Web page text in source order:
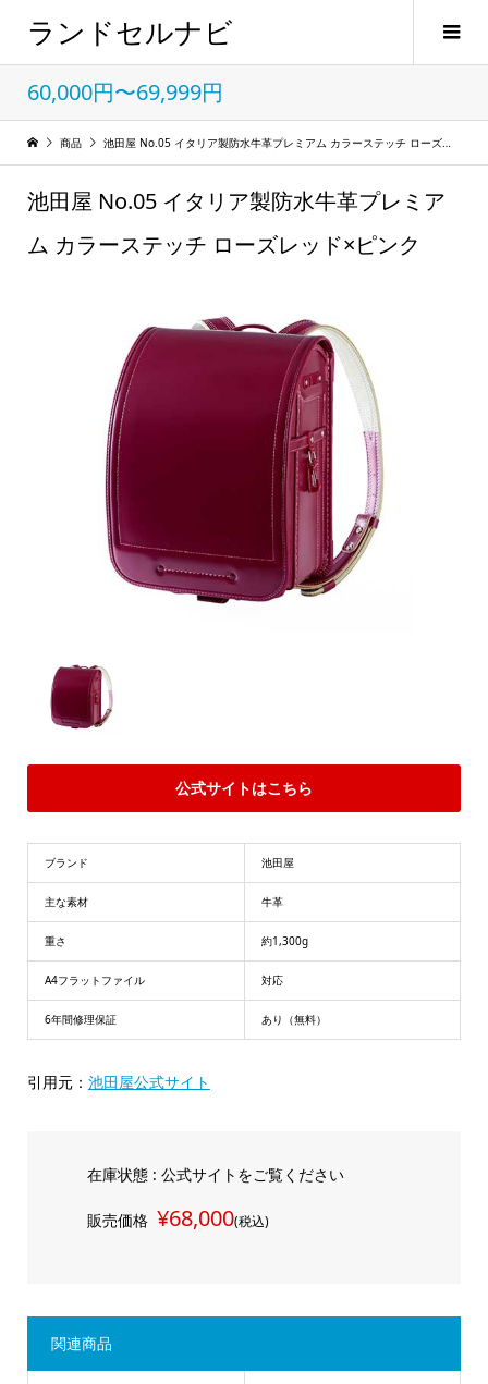
ランドセルナビ
60,000円〜69,999円
商品 池田屋 No.05 イタリア製防水牛革プレミアム カラーステッチ ローズレッド×ピンク
池田屋 No.05 イタリア製防水牛革プレミア
ム カラーステッチ ローズレッド×ピンク
公式サイトはこちら
ブランド 池田屋
主な素材 牛革
重さ 約1,300g
A4フラットファイル 対応
6年間修理保証 あり（無料）
引用元： 池田屋公式サイト
在庫状態 : 公式サイトをご覧ください
販売価格 ¥68,000(税込)
関連商品